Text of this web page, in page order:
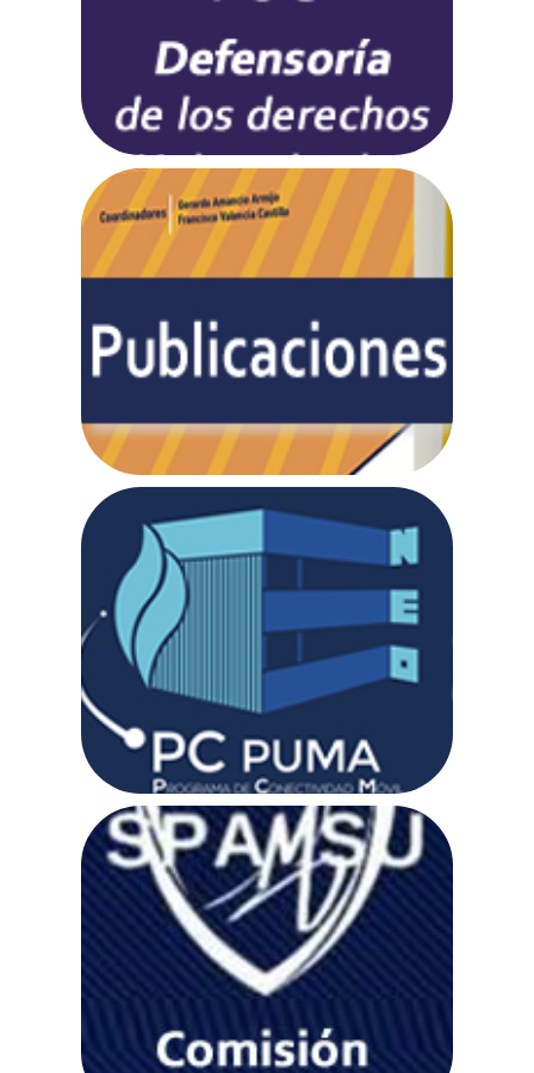
Publicaciones
Ir a web
Tecnologías para la enseñanza-
aprendizaje
Comisión Local
de Seguridad
Ir a web